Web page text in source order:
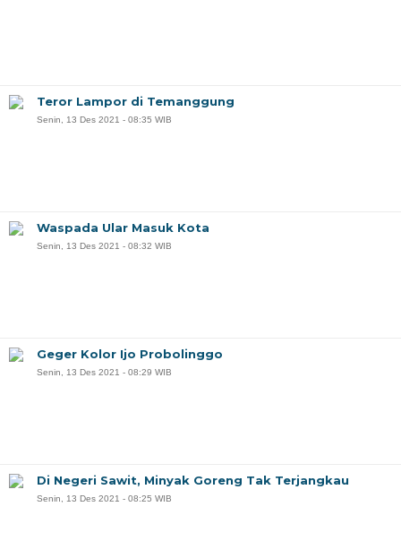
Teror Lampor di Temanggung
Senin, 13 Des 2021 - 08:35 WIB
Waspada Ular Masuk Kota
Senin, 13 Des 2021 - 08:32 WIB
Geger Kolor Ijo Probolinggo
Senin, 13 Des 2021 - 08:29 WIB
Di Negeri Sawit, Minyak Goreng Tak Terjangkau
Senin, 13 Des 2021 - 08:25 WIB